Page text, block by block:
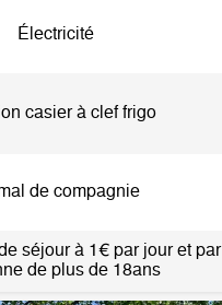
Électricité
casier à clef frigo
de compagnie
séjour à 1€ par jour et par
de plus de 18ans